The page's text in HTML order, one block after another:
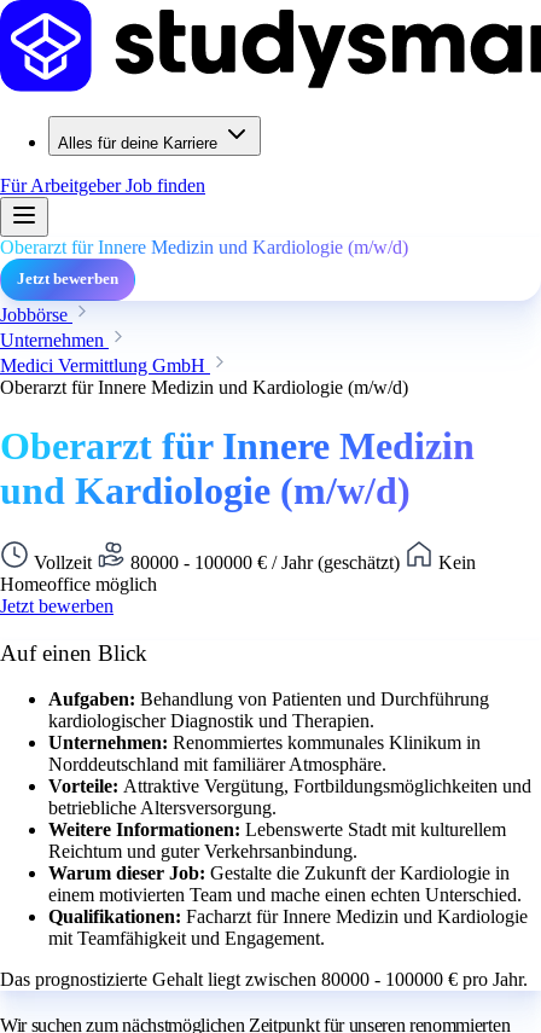
Alles für deine Karriere
Für ArbeitgeberJob finden
Oberarzt für Innere Medizin und Kardiologie (m/w/d)
Jetzt bewerben
Jobbörse
Unternehmen
Medici Vermittlung GmbH
Oberarzt für Innere Medizin und Kardiologie (m/w/d)
Oberarzt für Innere Medizin
und Kardiologie (m/w/d)
Vollzeit 80000 - 100000 € / Jahr (geschätzt)
Kein
Homeoffice möglich
Jetzt bewerben
Auf einen Blick
Aufgaben: Behandlung von Patienten und Durchführung
kardiologischer Diagnostik und Therapien.
Unternehmen: Renommiertes kommunales Klinikum in
Norddeutschland mit familiärer Atmosphäre.
Vorteile: Attraktive Vergütung, Fortbildungsmöglichkeiten und
betriebliche Altersversorgung.
Weitere Informationen: Lebenswerte Stadt mit kulturellem
Reichtum und guter Verkehrsanbindung.
Warum dieser Job: Gestalte die Zukunft der Kardiologie in
einem motivierten Team und mache einen echten Unterschied.
Qualifikationen: Facharzt für Innere Medizin und Kardiologie
mit Teamfähigkeit und Engagement.
Das prognostizierte Gehalt liegt zwischen 80000 - 100000 € pro Jahr.
Wir suchen zum nächstmöglichen Zeitpunkt für unseren renommierten